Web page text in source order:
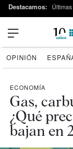
Destacamos:
OPINIÓN
ECONOMÍA
Gas,
¿Qué
bajan en